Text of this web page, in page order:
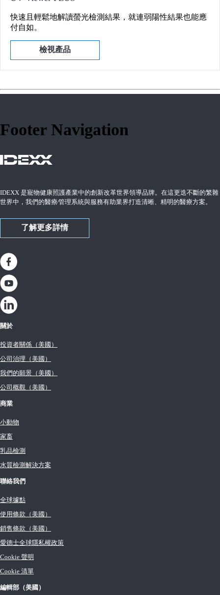
快速且輕鬆地解讀螢光檢測結果，就連弱陽性結果也能應
付自如。
檢視產品
Footer Navigation
IDEXX 是寵物健康照護產業中的創新改革世界領導品牌。在這更迭不斷的繁雜
世界中，我們的醫療∕管理系統與服務有助業界打造清晰、精明的醫療方案。
了解更多詳情
關於
投資者關係（美國）
公司治理（美國）
我們的願景（美國）
公司概觀（美國）
商業
小動物
家畜
乳品檢測
水質檢測解決方案
聯絡我們
全球據點
使用條款（美國）
銷售條款（美國）
愛德士全球隱私權政策
Cookie 聲明
Cookie 清單
編輯部（美國）